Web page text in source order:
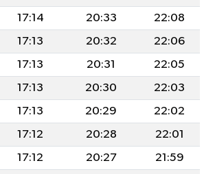
17:14 20:33
22:08
17:13 20:32
22:06
17:13 20:31
22:05
17:13 20:30
22:03
17:13 20:29
22:02
17:12 20:28
22:01
17:12 20:27
21:59